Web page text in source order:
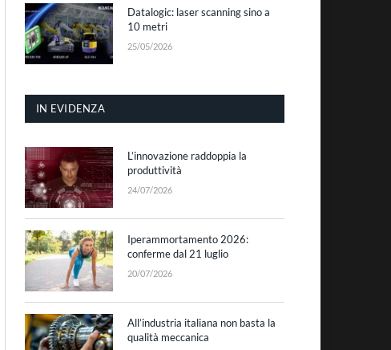
Datalogic: laser scanning sino a
10 metri
25/05/2026
IN EVIDENZA
L’innovazione raddoppia la
produttività
24/07/2026
Iperammortamento 2026:
conferme dal 21 luglio
20/07/2026
All’industria italiana non basta la
qualità meccanica